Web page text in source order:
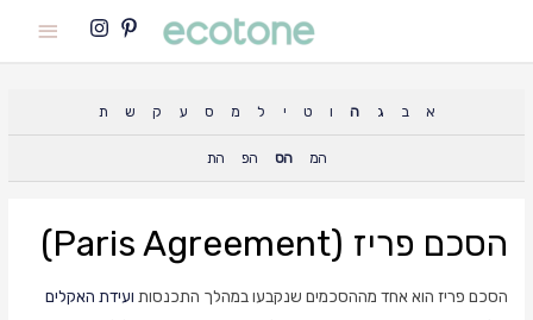
Main
א ב ג ה ו ט י ל מ ס ע ק ש ת
המ הס הפ הת
הסכם פריז (Paris Agreement)
הסכם פריז הוא אחד מההסכמים שנקבעו במהלך התכנסות ועידת האקלים